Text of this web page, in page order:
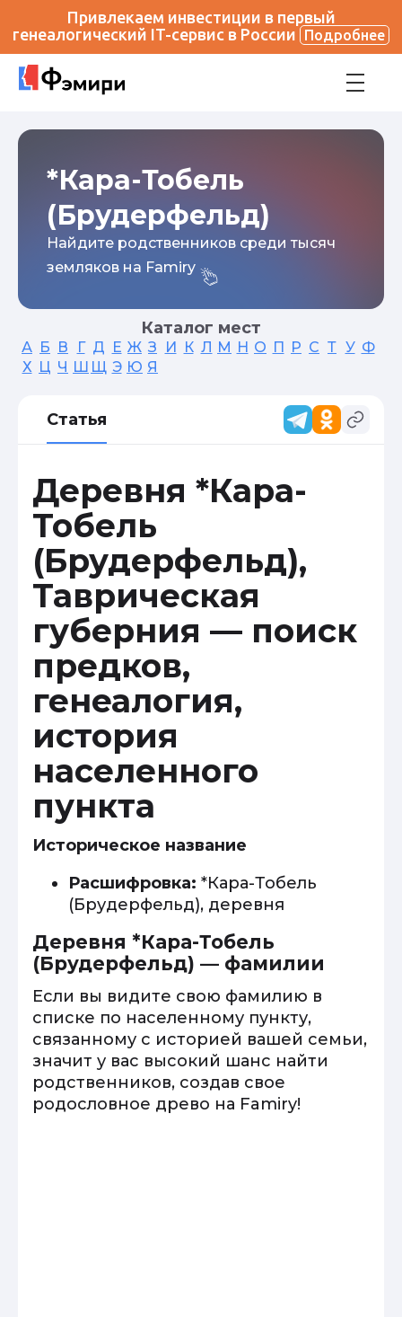
Привлекаем инвестиции в первый
генеалогический IT-сервис в России
Подробнее
*Кара-Тобель
(Брудерфельд)
Найдите родственников среди тысяч
земляков на Famiry
Каталог мест
А Б В Г Д Е Ж З И К Л М Н О П Р С Т У Ф
Х Ц Ч Ш Щ Э Ю Я
Статья
Деревня *Кара-
Тобель
(Брудерфельд),
Таврическая
губерния — поиск
предков,
генеалогия,
история
населенного
пункта
Историческое название
Расшифровка: *Кара-Тобель
(Брудерфельд), деревня
Деревня *Кара-Тобель
(Брудерфельд) — фамилии
Если вы видите свою фамилию в
списке по населенному пункту,
связанному с историей вашей семьи,
значит у вас высокий шанс найти
родственников, создав свое
родословное древо на Famiry!